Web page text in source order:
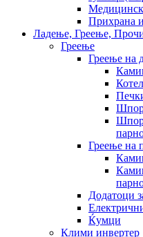
Прихрана
Ладење, Греење,
Греење
Греење на
Греење на
Додатоци
Ќумци
Клими инвертер